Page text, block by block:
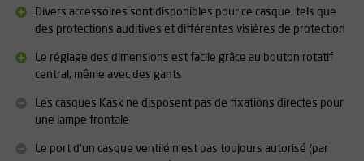
Large gamme de tailles de 52 à 63 cm (taille unique)
Disponible en plusieurs couleurs
Vous trouverez plus d'informations sur ce produit sous la
rubrique « Téléchargements ».
Divers accessoires sont disponibles pour ce casque, tels que
des protections auditives et différentes visières de protection
Le réglage des dimensions est facile grâce au bouton rotatif
central, même avec des gants
Les casques Kask ne disposent pas de fixations directes pour
une lampe frontale
Le port d'un casque ventilé n'est pas toujours autorisé (par